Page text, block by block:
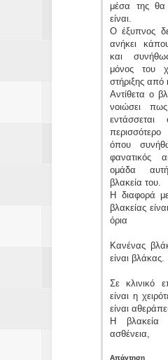
μέσα της θα
είναι.
Ο έξυπνος
ανήκει
και
μόνος του
στήριξης
Αντίθετα ο
νοιώσει
όπου
φανατικός
ομάδα
βλακεία του.
Η διαφορά
βλακείας
όρια
Κανένας
είναι βλάκας.
Σε κλινικό
είναι η
είναι
Η βλακεία
ασθένεια,
Απάντηση